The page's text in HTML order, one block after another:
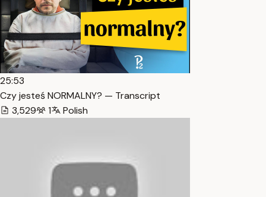
25:53
Czy jesteś NORMALNY? — Transcript
3,529
1 Polish